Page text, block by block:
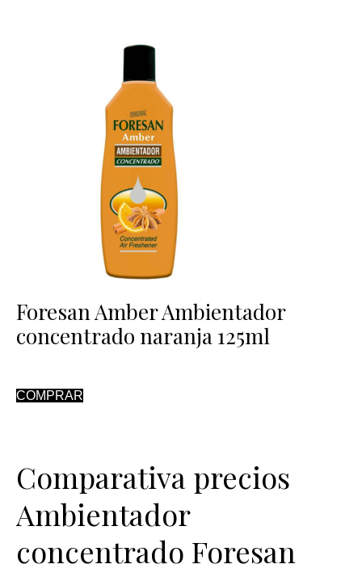
Foresan Amber Ambientador
concentrado naranja 125ml
COMPRAR
Comparativa precios
Ambientador
concentrado Foresan